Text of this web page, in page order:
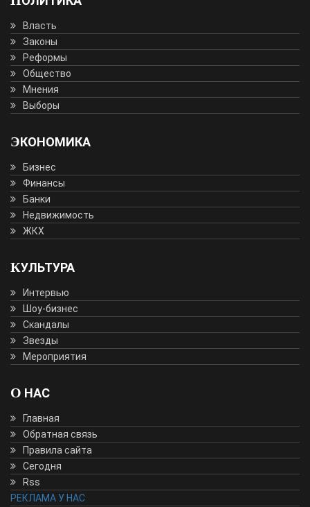
Власть
Законы
Реформы
Общество
Мнения
Выборы
ЭКОНОМИКА
Бизнес
Финансы
Банки
Недвижимость
ЖКХ
КУЛЬТУРА
Интервью
Шоу-бизнес
Скандалы
Звезды
Мероприятия
О НАС
Главная
Обратная связь
Правила сайта
Сегодня
Rss
РЕКЛАМА У НАС